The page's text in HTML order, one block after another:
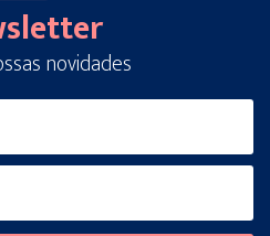
novidades